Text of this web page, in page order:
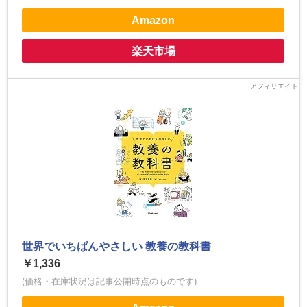
Amazon
楽天市場
世界でいちばんやさしい 教養の教科書
￥1,336
(価格・在庫状況は記事公開時点のものです)